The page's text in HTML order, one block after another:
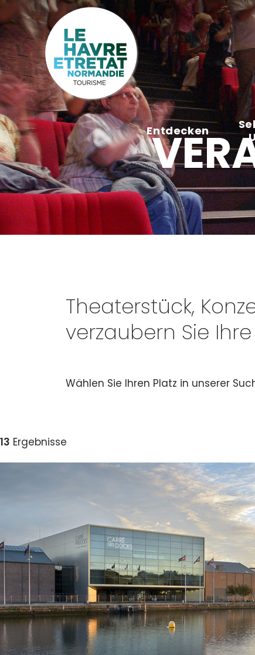
Entdecken
Theaterstück,
verzaubern Sie
Wählen Sie Ihren Platz in unserer
13 Ergebnisse
Cookies management panel